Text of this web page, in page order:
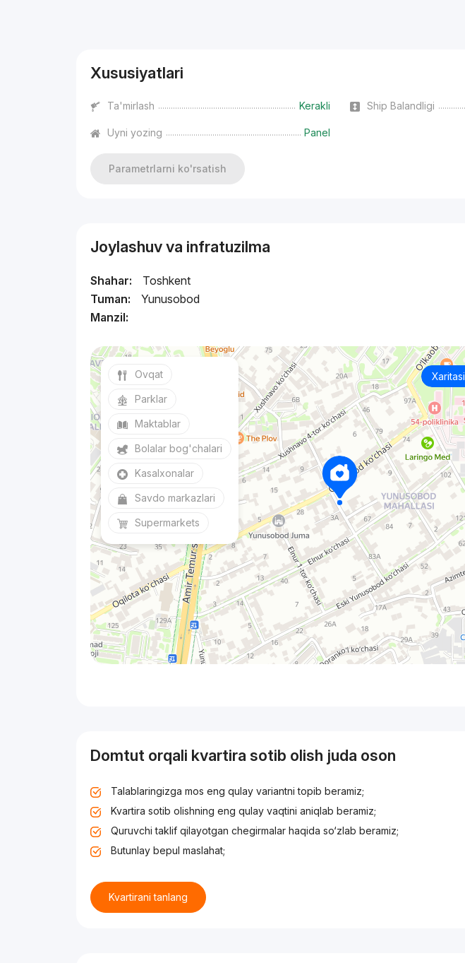
Xususiyatlari
Ta'mirlash Kerakli Ship Balandligi
Uyni yozing Panel
Parametrlarni ko'rsatish
Joylashuv va infratuzilma
Shahar:
Toshkent
Tuman:
Yunusobod
Manzil:
Xaritasi
Ovqat
Parklar
Maktablar
Bolalar bog'chalari
Kasalxonalar
Savdo markazlari
Supermarkets
Domtut orqali kvartira sotib olish juda oson
Talablaringizga mos eng qulay variantni topib beramiz;
Kvartira sotib olishning eng qulay vaqtini aniqlab beramiz;
Quruvchi taklif qilayotgan chegirmalar haqida so‘zlab beramiz;
Butunlay bepul maslahat;
Kvartirani tanlang